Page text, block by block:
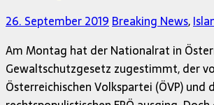
26. September 2019Breaking News,
Am Montag hat der Nationalrat in
Gewaltschutzgesetz zugestimmt, der
Österreichischen Volkspartei (ÖVP) und